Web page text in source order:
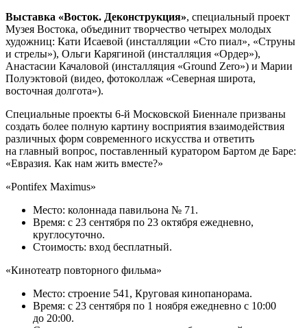
Выставка «Восток. Деконструкция», специальный проект
Музея Востока, объединит творчество четырех молодых
художниц: Кати Исаевой (инсталляции «Сто пиал», «Струны
и стрелы»), Ольги Карягиной (инсталляция «Ордер»),
Анастасии Качаловой (инсталляция «Ground Zero») и Марии
Полуэктовой (видео, фотоколлаж «Северная широта,
восточная долгота»).
Специальные проекты 6-й Московской Биеннале призваны
создать более полную картину восприятия взаимодействия
различных форм современного искусства и ответить
на главный вопрос, поставленный куратором Бартом де Баре:
«Евразия. Как нам жить вместе?»
«Pontifex Maximus»
Место: колоннада павильона № 71.
Время: c 23 сентября по 23 октября ежедневно,
круглосуточно.
Стоимость: вход бесплатный.
«Кинотеатр повторного фильма»
Место: строение 541, Круговая кинопанорама.
Время: c 23 сентября по 1 ноября ежедневно с 10:00
до 20:00.